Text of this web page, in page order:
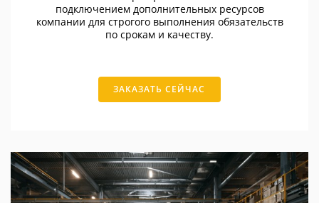
подключением дополнительных ресурсов
компании для строгого выполнения обязательств
по срокам и качеству.
ЗАКАЗАТЬ СЕЙЧАС